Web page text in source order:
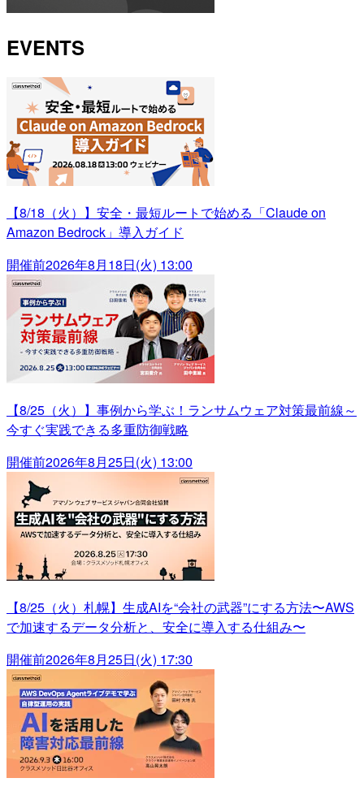
EVENTS
【8/18（火）】安全・最短ルートで始める「Claude on
Amazon Bedrock」導入ガイド
開催前2026年8月18日(火) 13:00
【8/25（火）】事例から学ぶ！ランサムウェア対策最前線～
今すぐ実践できる多重防御戦略
開催前2026年8月25日(火) 13:00
【8/25（火）札幌】生成AIを“会社の武器”にする方法〜AWS
で加速するデータ分析と、安全に導入する仕組み〜
開催前2026年8月25日(火) 17:30